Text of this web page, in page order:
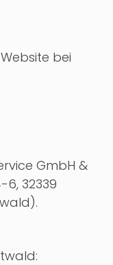
bei
GmbH &
6, 32339